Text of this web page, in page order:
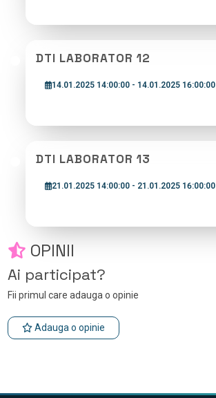
DTI LABORATOR 12
14.01.2025 14:00:00 - 14.01.2025 16:00:00
DTI LABORATOR 13
21.01.2025 14:00:00 - 21.01.2025 16:00:00
OPINII
Ai participat?
Fii primul care adauga o opinie
Adauga o opinie